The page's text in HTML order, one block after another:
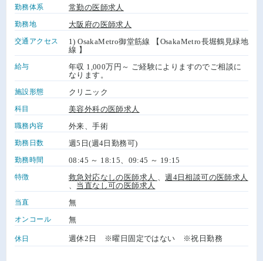
勤務体系 常勤の医師求人
勤務地 大阪府の医師求人
交通アクセス
1) OsakaMetro御堂筋線 【OsakaMetro長堀鶴見緑地
線 】
給与
年収 1,000万円～ ご経験によりますのでご相談に
なります。
施設形態 クリニック
科目 美容外科の医師求人
職務内容 外来、手術
勤務日数 週5日(週4日勤務可)
勤務時間 08:45 ～ 18:15、09:45 ～ 19:15
特徴 救急対応なしの医師求人 、週4日相談可の医師求人
当直なし可の医師求人
当直 無
オンコール 無
休日 週休2日 ※曜日固定ではない ※祝日勤務